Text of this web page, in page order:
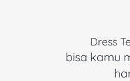
Dress
bisa kamu